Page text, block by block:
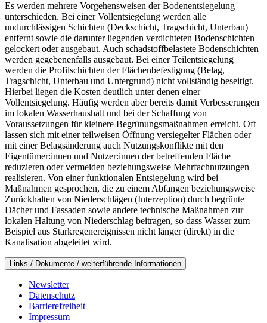
Es werden mehrere Vorgehensweisen der Bodenentsiegelung
unterschieden. Bei einer Vollentsiegelung werden alle
undurchlässigen Schichten (Deckschicht, Tragschicht, Unterbau)
entfernt sowie die darunter liegenden verdichteten Bodenschichten
gelockert oder ausgebaut. Auch schadstoffbelastete Bodenschichten
werden gegebenenfalls ausgebaut. Bei einer Teilentsiegelung
werden die Profilschichten der Flächenbefestigung (Belag,
Tragschicht, Unterbau und Untergrund) nicht vollständig beseitigt.
Hierbei liegen die Kosten deutlich unter denen einer
Vollentsiegelung. Häufig werden aber bereits damit Verbesserungen
im lokalen Wasserhaushalt und bei der Schaffung von
Voraussetzungen für kleinere Begrünungsmaßnahmen erreicht. Oft
lassen sich mit einer teilweisen Öffnung versiegelter Flächen oder
mit einer Belagsänderung auch Nutzungskonflikte mit den
Eigentümer:innen und Nutzer:innen der betreffenden Fläche
reduzieren oder vermeiden beziehungsweise Mehrfachnutzungen
realisieren. Von einer funktionalen Entsiegelung wird bei
Maßnahmen gesprochen, die zu einem Abfangen beziehungsweise
Zurückhalten von Niederschlägen (Interzeption) durch begrünte
Dächer und Fassaden sowie andere technische Maßnahmen zur
lokalen Haltung von Niederschlag beitragen, so dass Wasser zum
Beispiel aus Starkregenereignissen nicht länger (direkt) in die
Kanalisation abgeleitet wird.
Links / Dokumente / weiterführende Informationen
Newsletter
Datenschutz
Barrierefreiheit
Impressum